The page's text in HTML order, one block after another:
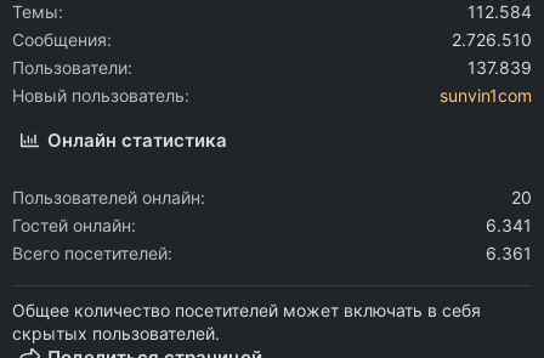
Темы
112.584
Сообщения
2.726.510
Пользователи
137.839
Новый пользователь
sunvin1com
Онлайн статистика
Пользователей онлайн
20
Гостей онлайн
6.341
Всего посетителей
6.361
Общее количество посетителей может включать в себя
скрытых пользователей.